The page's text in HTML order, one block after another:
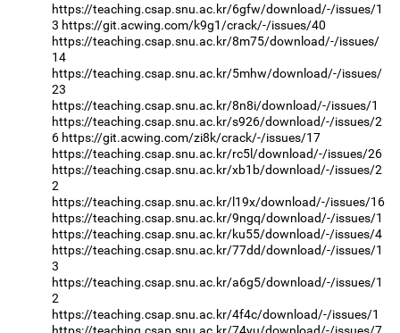
https://teaching.csap.snu.ac.kr/6gfw/download/-/issues/1
3 https://git.acwing.com/k9g1/crack/-/issues/40
https://teaching.csap.snu.ac.kr/8m75/download/-/issues/
14
https://teaching.csap.snu.ac.kr/5mhw/download/-/issues/
23
https://teaching.csap.snu.ac.kr/8n8i/download/-/issues/1
https://teaching.csap.snu.ac.kr/s926/download/-/issues/2
6 https://git.acwing.com/zi8k/crack/-/issues/17
https://teaching.csap.snu.ac.kr/rc5l/download/-/issues/26
https://teaching.csap.snu.ac.kr/xb1b/download/-/issues/2
2
https://teaching.csap.snu.ac.kr/l19x/download/-/issues/16
https://teaching.csap.snu.ac.kr/9ngq/download/-/issues/1
https://teaching.csap.snu.ac.kr/ku55/download/-/issues/4
https://teaching.csap.snu.ac.kr/77dd/download/-/issues/1
3
https://teaching.csap.snu.ac.kr/a6g5/download/-/issues/1
2
https://teaching.csap.snu.ac.kr/4f4c/download/-/issues/1
https://teaching.csap.snu.ac.kr/74yu/download/-/issues/7